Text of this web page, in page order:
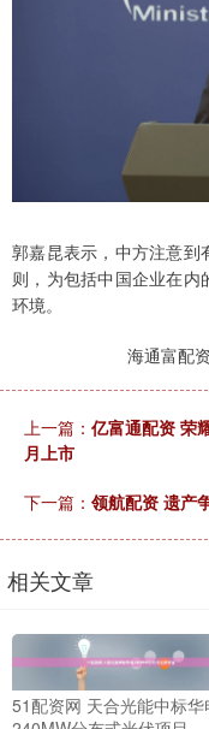
郭嘉昆表示，中方注意到
则，为包括中国企业在
环境。
海通富配
上一篇： 亿富通配资 荣
月上市
下一篇： 领航配资 遗产
相关文章
51配资网 天合光能中标华